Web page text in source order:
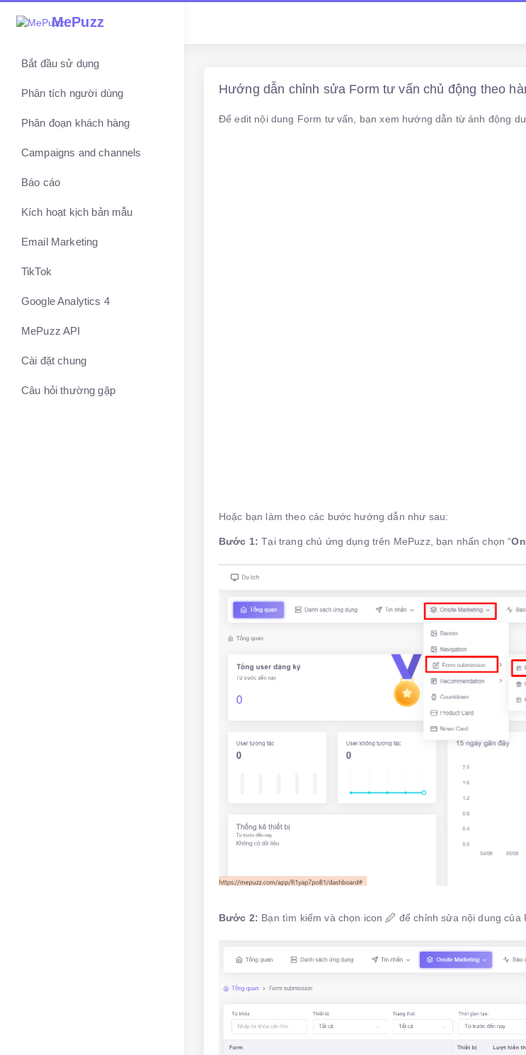
MePuzz
Bắt đầu sử dụng
Phân tích người dùng
Phân đoạn khách hàng
Campaigns and channels
Báo cáo
Kích hoạt kịch bản mẫu
Email Marketing
TikTok
Google Analytics 4
MePuzz API
Cài đặt chung
Câu hỏi thường gặp
Hướng dẫn chỉnh sửa Form tư vấn chủ động theo
Để edit nội dung Form tư vấn, bạn xem hướng dẫn từ ảnh động
Hoặc bạn làm theo các bước hướng dẫn như sau:
Bước 1:Tại trang chủ ứng dụng trên MePuzz, bạn nhấn chọn “
Bước 2: Bạn tìm kiếm và chọn icon 🖉 để chỉnh sửa nội dung của